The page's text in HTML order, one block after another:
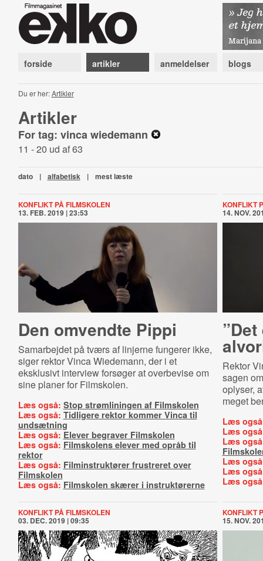
forside artikler anmeldelser blogs
Du er her:Artikler
Artikler
For tag: vinca wiedemann
11 - 20 ud af 63
dato | alfabetisk | mest læste
KONFLIKT PÅ FILMSKOLEN
13. FEB. 2019 | 23:53
Den omvendte Pippi
Samarbejdet på tværs af linjerne fungerer ikke,
siger rektor Vinca Wiedemann, der i et
eksklusivt interview forsøger at overbevise om
sine planer for Filmskolen.
Læs også: Stop strømliningen af Filmskolen
Læs også: Tidligere rektor kommer Vinca til
undsætning
Læs også: Elever begraver Filmskolen
Læs også: Filmskolens elever med opråb til
rektor
Læs også: Filminstruktører frustreret over
Filmskolen
Læs også: Filmskolen skærer i instruktørerne
KONFLIKT
14. NOV.
Rektor
sagen
oplyser,
meget
Læs
Læs
Læs
Læs
Læs
Læs
KONFLIKT PÅ FILMSKOLEN
03. DEC. 2019 | 09:35
KONFLIKT
15. NOV.